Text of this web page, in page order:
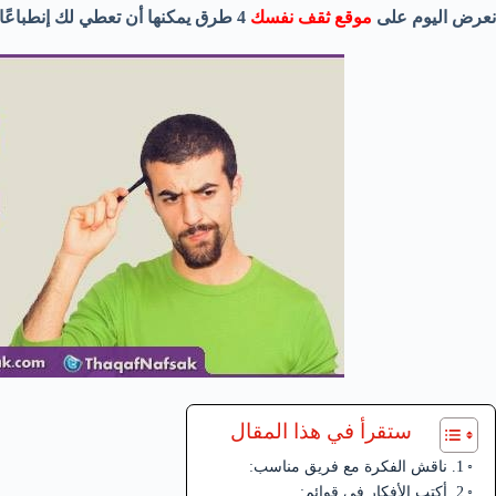
نعرض اليوم على موقع ثقف نفسك
ستقرأ في هذا المقال
1. ناقش الفكرة مع فريق مناسب:
2. أكتب الأفكار في قوائم: